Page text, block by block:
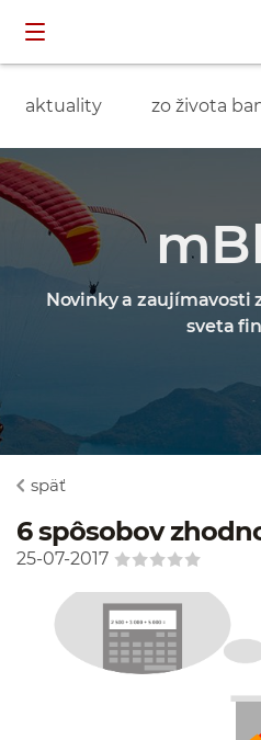
aktuality zo života
Novinky a zaujímavosti
sveta
späť
6 spôsobov
25-07-2017